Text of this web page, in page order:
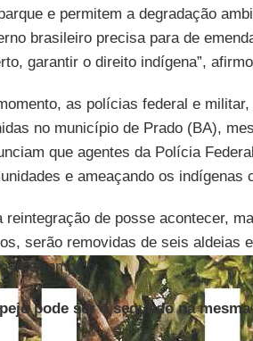
e permitem a degradação
brasileiro precisa para de
garantir o direito indígena”,
as polícias federal e
no município de Prado (BA),
que agentes da Polícia
e ameaçando os indígenas
reintegração de posse acontecer,
serão removidas de seis aldeias
interrompido.
pode ser o segundo na